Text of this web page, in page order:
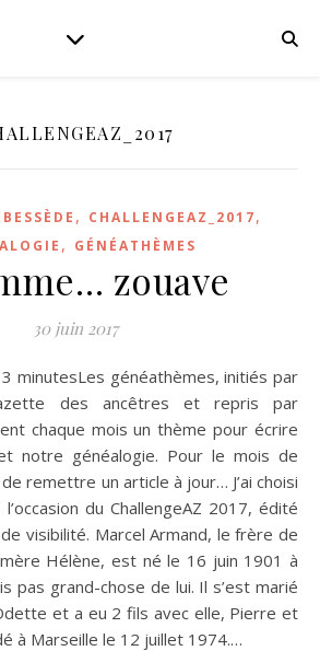
, CHALLENGEAZ_2017,
, GÉNÉATHÈMES
zouave
30 juin 2017
des ancêtres et repris par
chaque mois un thème pour écrire
notre généalogie. Pour le mois de
remettre un article à jour… J’ai choisi
du ChallengeAZ 2017, édité
visibilité. Marcel Armand, le frère de
Hélène, est né le 16 juin 1901 à
pas grand-chose de lui. Il s’est marié
et a eu 2 fils avec elle, Pierre et
à Marseille le 12 juillet 1974.…